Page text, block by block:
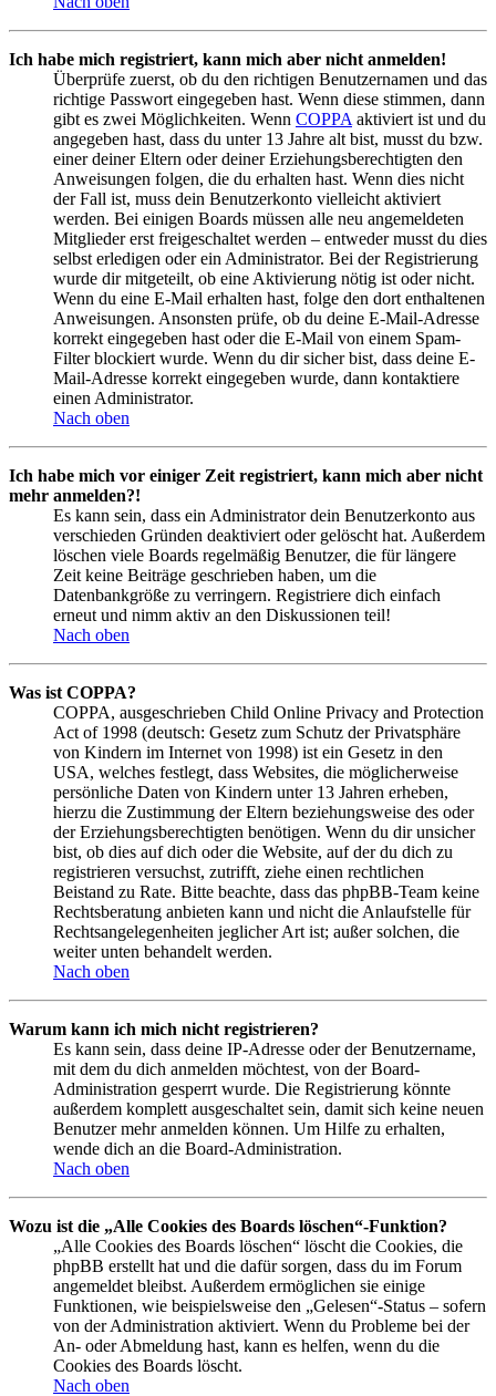
Ich habe mich registriert, kann mich aber nicht anmelden!
Überprüfe zuerst, ob du den richtigen Benutzernamen und das
richtige Passwort eingegeben hast. Wenn diese stimmen, dann
gibt es zwei Möglichkeiten. Wenn COPPA aktiviert ist und du
angegeben hast, dass du unter 13 Jahre alt bist, musst du bzw.
einer deiner Eltern oder deiner Erziehungsberechtigten den
Anweisungen folgen, die du erhalten hast. Wenn dies nicht
der Fall ist, muss dein Benutzerkonto vielleicht aktiviert
werden. Bei einigen Boards müssen alle neu angemeldeten
Mitglieder erst freigeschaltet werden – entweder musst du dies
selbst erledigen oder ein Administrator. Bei der Registrierung
wurde dir mitgeteilt, ob eine Aktivierung nötig ist oder nicht.
Wenn du eine E-Mail erhalten hast, folge den dort enthaltenen
Anweisungen. Ansonsten prüfe, ob du deine E-Mail-Adresse
korrekt eingegeben hast oder die E-Mail von einem Spam-
Filter blockiert wurde. Wenn du dir sicher bist, dass deine E-
Mail-Adresse korrekt eingegeben wurde, dann kontaktiere
einen Administrator.
Nach oben
Ich habe mich vor einiger Zeit registriert, kann mich aber nicht
mehr anmelden?!
Es kann sein, dass ein Administrator dein Benutzerkonto aus
verschieden Gründen deaktiviert oder gelöscht hat. Außerdem
löschen viele Boards regelmäßig Benutzer, die für längere
Zeit keine Beiträge geschrieben haben, um die
Datenbankgröße zu verringern. Registriere dich einfach
erneut und nimm aktiv an den Diskussionen teil!
Nach oben
Was ist COPPA?
COPPA, ausgeschrieben Child Online Privacy and Protection
Act of 1998 (deutsch: Gesetz zum Schutz der Privatsphäre
von Kindern im Internet von 1998) ist ein Gesetz in den
USA, welches festlegt, dass Websites, die möglicherweise
persönliche Daten von Kindern unter 13 Jahren erheben,
hierzu die Zustimmung der Eltern beziehungsweise des oder
der Erziehungsberechtigten benötigen. Wenn du dir unsicher
bist, ob dies auf dich oder die Website, auf der du dich zu
registrieren versuchst, zutrifft, ziehe einen rechtlichen
Beistand zu Rate. Bitte beachte, dass das phpBB-Team keine
Rechtsberatung anbieten kann und nicht die Anlaufstelle für
Rechtsangelegenheiten jeglicher Art ist; außer solchen, die
weiter unten behandelt werden.
Nach oben
Warum kann ich mich nicht registrieren?
Es kann sein, dass deine IP-Adresse oder der Benutzername,
mit dem du dich anmelden möchtest, von der Board-
Administration gesperrt wurde. Die Registrierung könnte
außerdem komplett ausgeschaltet sein, damit sich keine neuen
Benutzer mehr anmelden können. Um Hilfe zu erhalten,
wende dich an die Board-Administration.
Nach oben
Wozu ist die „Alle Cookies des Boards löschen“-Funktion?
„Alle Cookies des Boards löschen“ löscht die Cookies, die
phpBB erstellt hat und die dafür sorgen, dass du im Forum
angemeldet bleibst. Außerdem ermöglichen sie einige
Funktionen, wie beispielsweise den „Gelesen“-Status – sofern
von der Administration aktiviert. Wenn du Probleme bei der
An- oder Abmeldung hast, kann es helfen, wenn du die
Cookies des Boards löscht.
Nach oben